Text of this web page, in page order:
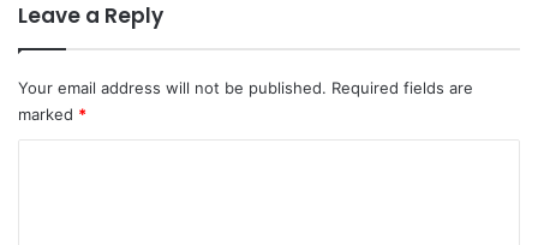
Leave a Reply
Your email address will not be published. Required fields are
marked *